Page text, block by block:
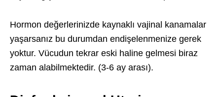
Hormon değerlerinizde kaynaklı vajinal kanamalar
yaşarsanız bu durumdan endişelenmenize gerek
yoktur. Vücudun tekrar eski haline gelmesi biraz
zaman alabilmektedir. (3-6 ay arası).